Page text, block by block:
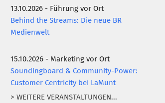
13.10.2026 - Führung vor Ort
Behind the Streams: Die neue BR
Medienwelt
15.10.2026 - Marketing vor Ort
Soundingboard & Community-Power:
Customer Centricity bei LaMunt
> WEITERE VERANSTALTUNGEN...